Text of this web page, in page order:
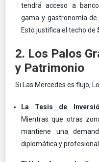
tendrá acceso a
gama y gastronomía de
Esto justifica el techo de
2. Los Palos
y Patrimonio
Si Las Mercedes es flujo,
La Tesis de
Mientras que otras
mantiene una
diplomática y